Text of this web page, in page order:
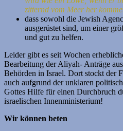
zitternd vom Meer her
dass sowohl die Jewish
ausgerüstet sind, um einer
und gut zu helfen.
Leider gibt es seit Wochen
Bearbeitung der Aliyah- Anträge
Behörden in Israel. Dort stockt der
auch aufgrund der unklaren
Gottes Hilfe für einen Durchbruch
israelischen Innenministerium!
Wir können beten